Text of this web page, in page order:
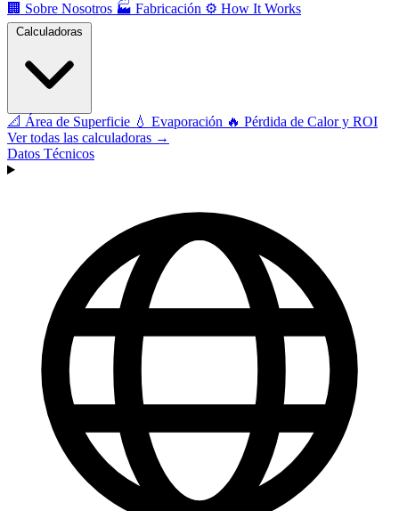
🏢 Sobre Nosotros 🏭 Fabricación ⚙️ How It Works
📐 Área de Superficie 💧 Evaporación 🔥 Pérdida de Calor y ROI
Ver todas las calculadoras →
Datos Técnicos